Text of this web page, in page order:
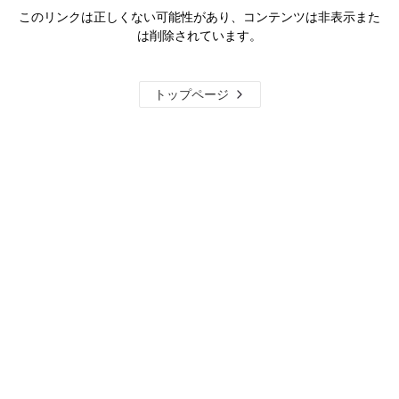
このリンクは正しくない可能性があり、コンテンツは非表示また
は削除されています。
トップページ